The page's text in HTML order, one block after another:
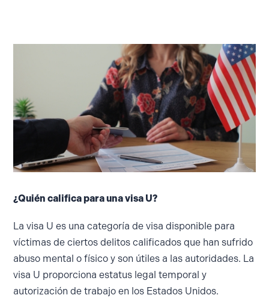
¿Quién califica para una visa U?
La visa U es una categoría de visa disponible para
víctimas de ciertos delitos calificados que han sufrido
abuso mental o físico y son útiles a las autoridades. La
visa U proporciona estatus legal temporal y
autorización de trabajo en los Estados Unidos.